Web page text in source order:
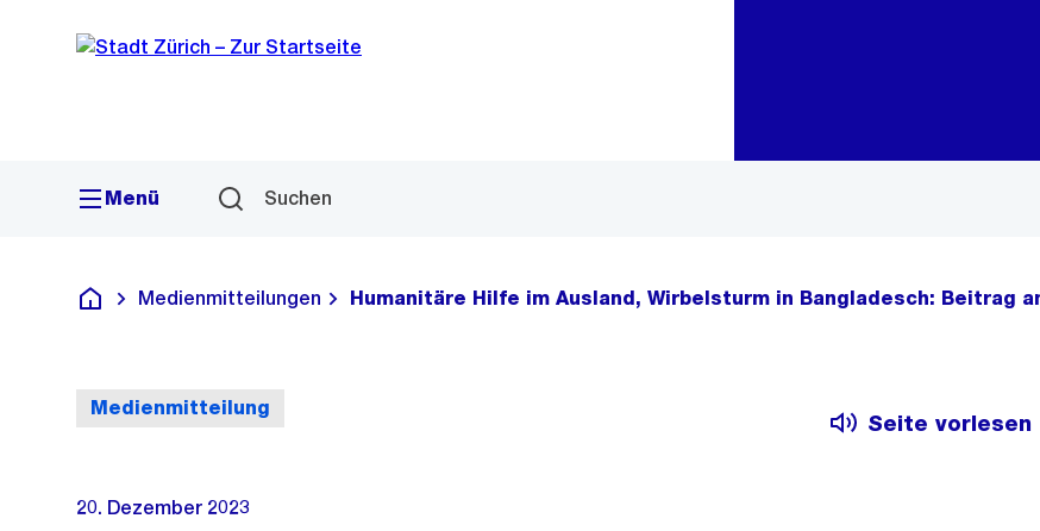
Navigation
Sprunglink
Menü Suchen
Deutsch
Medienmitteilungen Humanitäre Hilfe im Ausland, Wirbelsturm in Bangladesch: Beitrag
Medienmitteilung
Seite vorlesen
20. Dezember 2023